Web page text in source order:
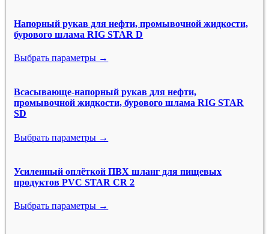
Напорный рукав для нефти, промывочной жидкости,
бурового шлама RIG STAR D
Выбрать параметры →
Всасывающе-напорный рукав для нефти,
промывочной жидкости, бурового шлама RIG STAR
SD
Выбрать параметры →
Усиленный оплёткой ПВХ шланг для пищевых
продуктов PVC STAR CR 2
Выбрать параметры →